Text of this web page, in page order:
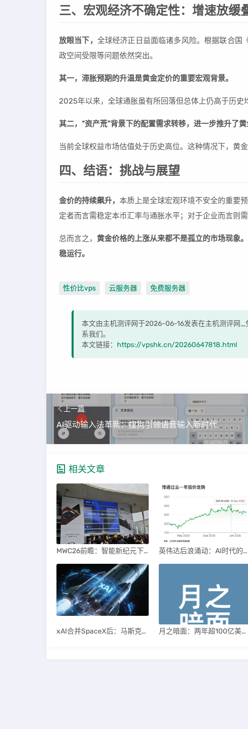
三、宏观经济不确定性：增速放缓
放眼当下， 全球经济正日益面临诸多风险。根据联合
政空间受限等问题依然突出。
其一，滞胀预期的升温是黄金定价的重要宏观背景。
2025年以来，全球通胀虽有所回落但总体上仍高于历史
其二，“资产荒”背景下的配置需求转移，进一步推升了黄
当前全球权益市场估值处于历史高位。这种情况下，黄
四、结语：挑战与展望
金价的持续飙升， 本质上是全球宏观环境不安全的重要
定者而言需稳定本币汇率与通胀水平；对于企业而言则
总而言之， 黄金价格的上涨从来都不是孤立的市场现象
稳运行。
性价比vps 云服务器 免费服务器
本文由主机测评网于2026-06-16发表在主机测评网
系我们。
本文链接： https://vpshk.cn/20260647818.html
上一篇
AI驱动输入法革新：搜狗引领语音输入新时代
相关文章
MWC26前瞻：智能新纪元下的科技盛宴 英伟达后浪涌动：AI时代的新王者与隐忧
xAI合并SpaceX后：马斯克直接介入，团队压力激增 月之暗面：两年超100亿美元估值，K2.5引领AI新纪元